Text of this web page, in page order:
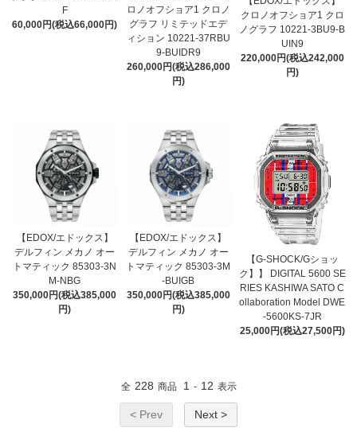
F
60,000円(税込66,000円)
ロノオフショア1 クロノ
グラフ リミテッドエデ
ィション 10221-37RBU
9-BUIDR9
260,000円(税込286,000
円)
クロノオフショア1 クロ
ノグラフ 10221-3BU9-B
UIN9
220,000円(税込242,000
円)
【EDOX/エドックス】
デルフィン メカノ オー
トマティック 85303-3N
M-NBG
350,000円(税込385,000
円)
【EDOX/エドックス】
デルフィン メカノ オー
トマティック 85303-3M
-BUIGB
350,000円(税込385,000
円)
【G-SHOCK/Gショッ
ク】】 DIGITAL 5600 SE
RIES KASHIWA SATO C
ollaboration Model DWE
-5600KS-7JR
25,000円(税込27,500円)
全 228 商品 1 - 12 表示
< Prev Next >